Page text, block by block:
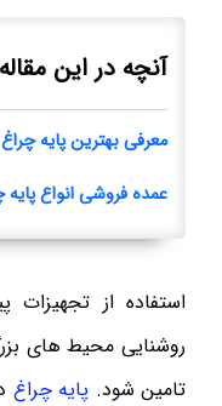
آنچه در این
معرفی بهترین پایه
عمده فروشی انواع
استفاده از
روشنایی محیط های
تامین شود. پایه چراغ